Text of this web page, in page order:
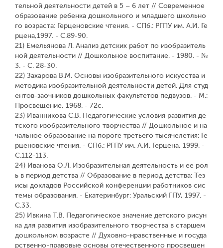
тельной деятельности детей в 5 – 6 лет // Современное
образование ребенка дошкольного и младшего школьно
го возраста: Герценовские чтения. - СПб.: РГПУ им. А.И. Ге
рцена,1997. - С.89-90.
21) Емельянова Л. Анализ детских работ по изобразитель
ной деятельности // Дошкольное воспитание. - 1980. - №
3. - С. 28-30.
22) Захарова В.М. Основы изобразительного искусства и
методика изобразительной деятельности детей. Для студ
ентов-заочников дошкольных факультетов педвузов. - М.:
Просвещение, 1968. - 72c.
23) Иванникова С.В. Педагогические условия развития де
тского изобразительного творчества // Дошкольное и на
чальное образование на пороге третьего тысячелетия: Ге
рценовские чтения. - СПб.: РГПУ им. А.И. Герцена, 1999. -
С.112-113.
24) Иванова О.Л. Изобразительная деятельность и ее рол
ь в период детства // Образование в период детства: Тез
исы докладов Российской конференции работников сис
темы образования. - Екатеринбург: Уральский ГПУ, 1997. -
С.33.
25) Ивкина Т.В. Педагогическое значение детского рисун
ка для развития изобразительного творчества в старшем
дошкольном возрасте // Духовно-нравственные и госуда
рственно-правовые основы отечественного просвещен